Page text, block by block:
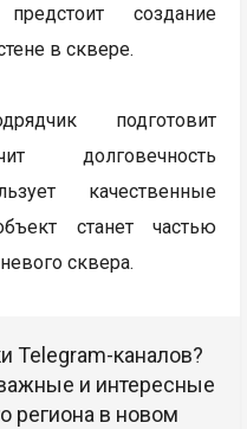
создание
в сквере.
подготовит
долговечность
качественные
станет частью
сквера.
Telegram-каналов?
и интересные
региона в новом